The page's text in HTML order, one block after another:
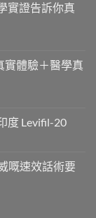
實證告訴你真
實體驗＋醫學真
度 Levifil-20
嘅速效話術要